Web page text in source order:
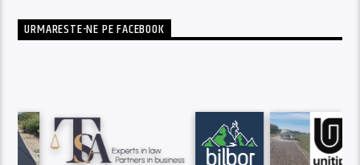
URMARESTE-NE PE FACEBOOK